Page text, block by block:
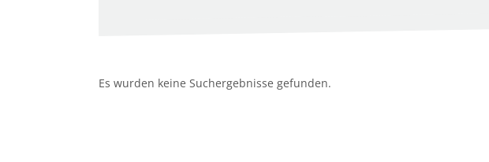
Es wurden keine Suchergebnisse gefunden.